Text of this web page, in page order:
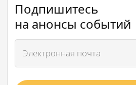
Подпишитесь
на анонсы событий